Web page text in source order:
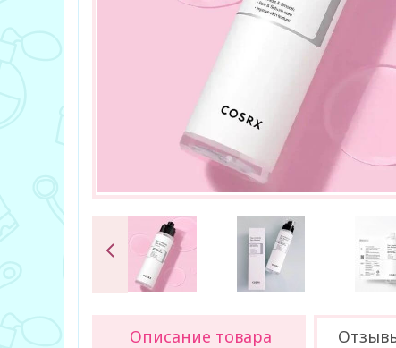
Описание товара